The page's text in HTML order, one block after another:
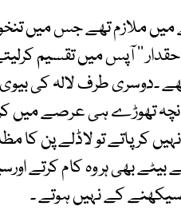
ملازم تھے جس میں
’’حقدار ‘‘ آپس میں
۔دوسری طرف لالہ کی
تھوڑے ہی عرصے میں
کر پاتے تو لاڈلے پن کا
بیٹے بھی ہر وہ کام کرتے
کے نہیں ہوتے ۔